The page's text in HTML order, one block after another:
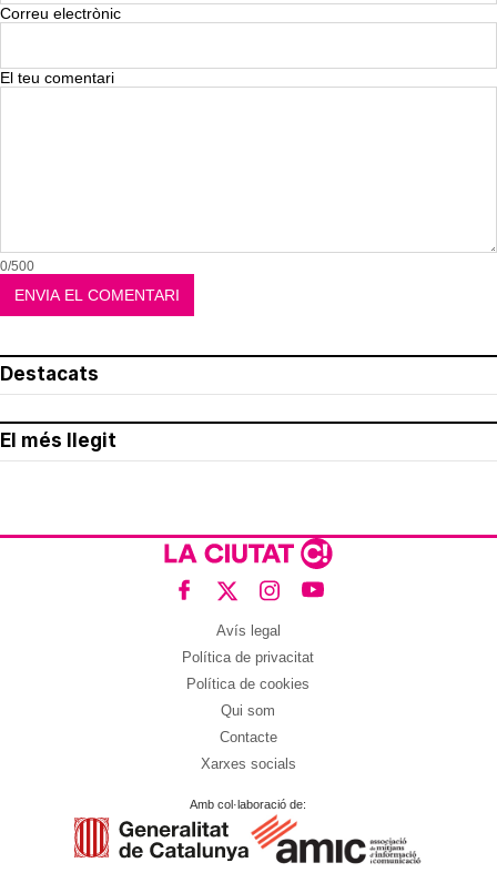
Correu electrònic
El teu comentari
0/500
Destacats
El més llegit
Avís legal
Política de privacitat
Política de cookies
Qui som
Contacte
Xarxes socials
Amb col·laboració de: